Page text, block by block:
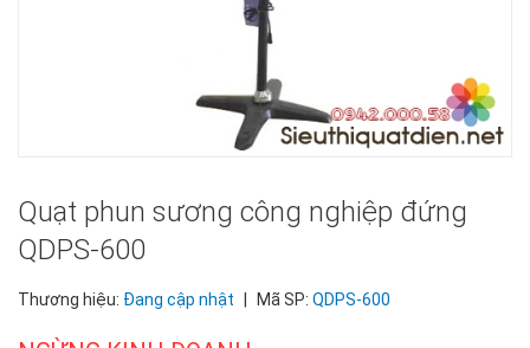
Quạt phun sương công nghiệp đứng
QDPS-600
Thương hiệu: Đang cập nhật Mã SP: QDPS-600